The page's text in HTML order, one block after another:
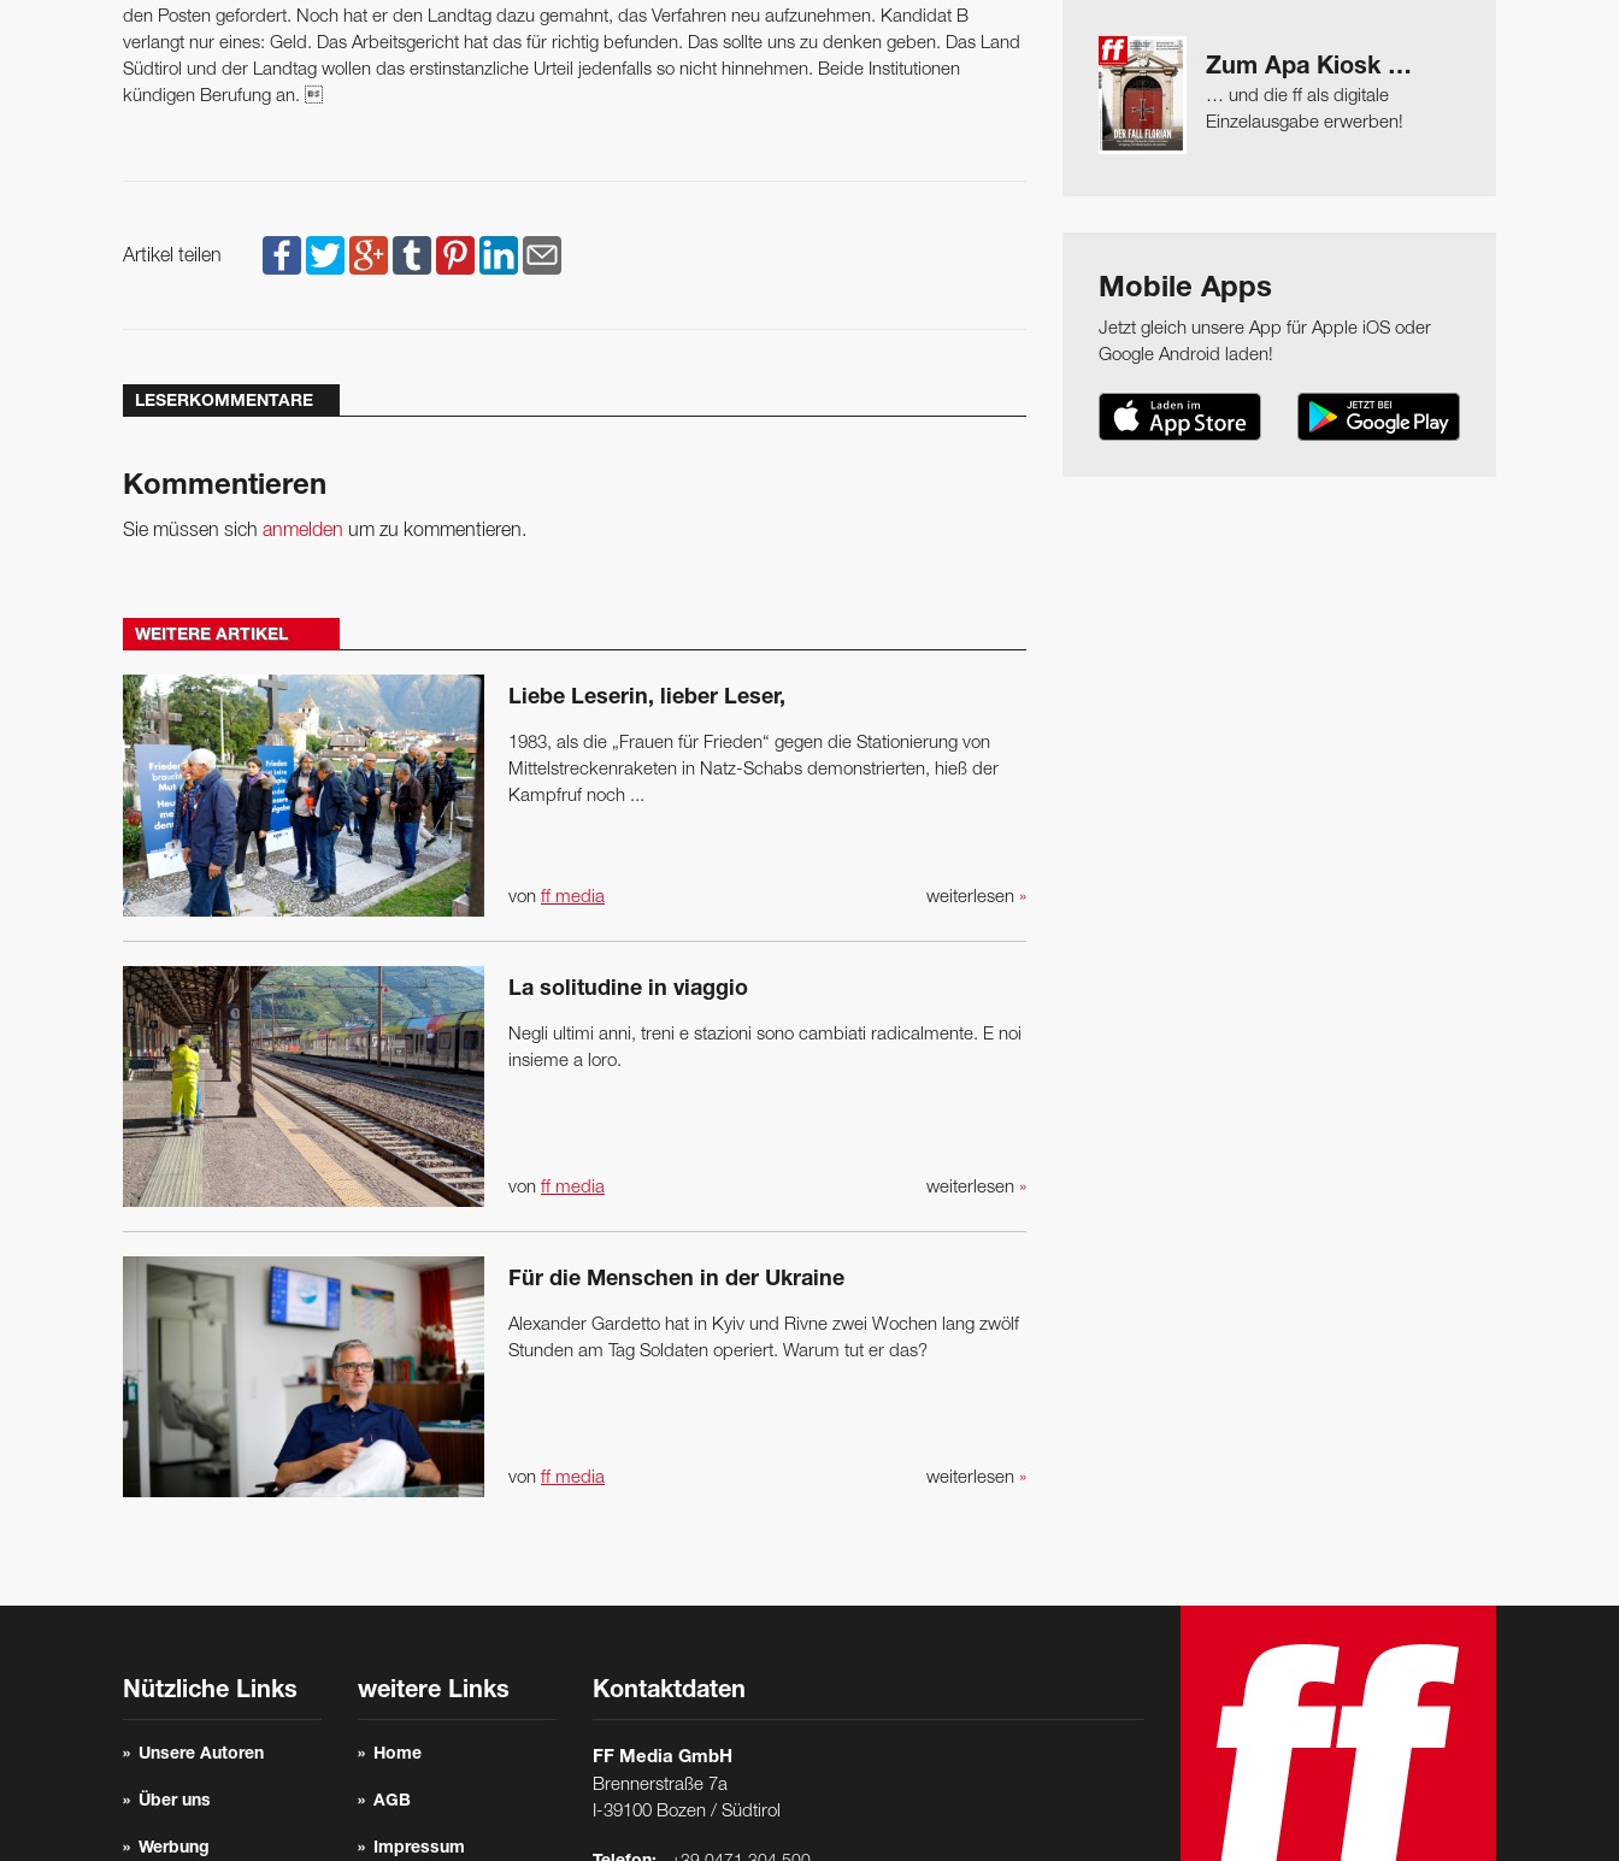
den Posten gefordert. Noch hat er den Landtag dazu gemahnt, das Verfahren neu aufzunehmen. Kandidat B
verlangt nur eines: Geld. Das Arbeitsgericht hat das für richtig befunden. Das sollte uns zu denken geben. Das Land
Südtirol und der Landtag wollen das erstinstanzliche Urteil jedenfalls so nicht hinnehmen. Beide Institutionen
kündigen Berufung an. 
Artikel teilen
LESERKOMMENTARE
Kommentieren
Sie müssen sich anmelden um zu kommentieren.
WEITERE ARTIKEL
Liebe Leserin, lieber Leser,
1983, als die „Frauen für Frieden“ gegen die Stationierung von
Mittelstreckenraketen in Natz-Schabs demonstrierten, hieß der
Kampfruf noch ...
weiterlesen »
von ff media
La solitudine in viaggio
Negli ultimi anni, treni e stazioni sono cambiati radicalmente. E noi
insieme a loro.
weiterlesen »
von ff media
Für die Menschen in der Ukraine
Alexander Gardetto hat in Kyiv und Rivne zwei Wochen lang zwölf
Stunden am Tag Soldaten operiert. Warum tut er das?
weiterlesen »
von ff media
Zum Apa Kiosk …
… und die ff als digitale
Einzelausgabe erwerben!
Mobile Apps
Jetzt gleich unsere App für Apple iOS oder
Google Android laden!
Nützliche Links
Unsere Autoren
Über uns
Werbung
weitere Links
Home
AGB
Impressum
Kontaktdaten
FF Media GmbH
Brennerstraße 7a
I-39100 Bozen / Südtirol